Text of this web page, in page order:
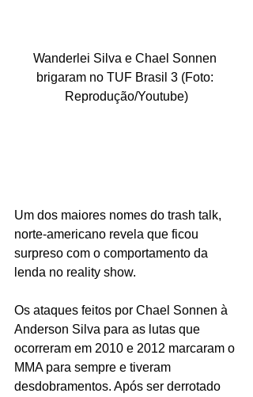
Wanderlei Silva e Chael Sonnen
brigaram no TUF Brasil 3 (Foto:
Reprodução/Youtube)
Um dos maiores nomes do trash talk,
norte-americano revela que ficou
surpreso com o comportamento da
lenda no reality show.
Os ataques feitos por Chael Sonnen à
Anderson Silva para as lutas que
ocorreram em 2010 e 2012 marcaram o
MMA para sempre e tiveram
desdobramentos. Após ser derrotado